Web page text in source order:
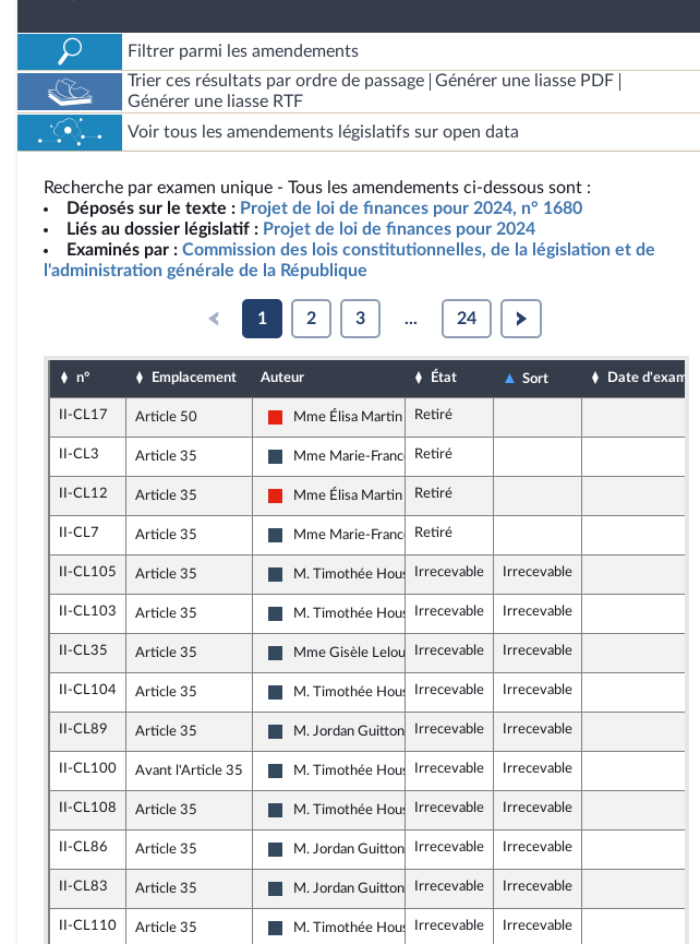
Filtrer parmi les amendements
Trier ces résultats par ordre de passage
Générer une liasse PDF
Générer une liasse RTF
Voir tous les amendements législatifs sur open data
Recherche par examen unique - Tous les amendements ci-dessous sont :
Déposés sur le texte : Projet de loi de finances pour 2024, n° 1680
Liés au dossier législatif : Projet de loi de finances pour 2024
Examinés par : Commission des lois constitutionnelles, de la législation et de
l'administration générale de la République
1 2 3 ... 24
n° Emplacement Auteur État Sort Date d'examen
II-CL17 Article 50
La France insoumise - Nouvelle Union Populaire écologique et sociale
Mme Élisa Martin Retiré
II-CL3 Article 35
Rassemblement National
Mme Marie-France Lorho
Retiré
II-CL12 Article 35
La France insoumise - Nouvelle Union Populaire écologique et sociale
Mme Élisa Martin Retiré
II-CL7 Article 35
Rassemblement National
Mme Marie-France Lorho
Retiré
II-CL105 Article 35
Rassemblement National
M. Timothée HoussinIrrecevable Irrecevable
II-CL103 Article 35
Rassemblement National
M. Timothée HoussinIrrecevable Irrecevable
II-CL35 Article 35
Rassemblement National
Mme Gisèle Lelouis Irrecevable Irrecevable
II-CL104 Article 35
Rassemblement National
M. Timothée HoussinIrrecevable Irrecevable
II-CL89 Article 35
Rassemblement National
M. Jordan Guitton Irrecevable Irrecevable
II-CL100 Avant l'Article 35
Rassemblement National
M. Timothée HoussinIrrecevable Irrecevable
II-CL108 Article 35
Rassemblement National
M. Timothée HoussinIrrecevable Irrecevable
II-CL86 Article 35
Rassemblement National
M. Jordan Guitton Irrecevable Irrecevable
II-CL83 Article 35
Rassemblement National
M. Jordan Guitton Irrecevable Irrecevable
II-CL110 Article 35
Rassemblement National
M. Timothée HoussinIrrecevable Irrecevable